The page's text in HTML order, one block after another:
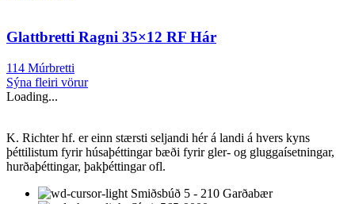
Glattbretti Ragni 35×12 RF Hár
114 Múrbretti
Sýna fleiri vörur
Loading...
K. Richter hf. er einn stærsti seljandi hér á landi á hvers kyns
þéttilistum fyrir húsaþéttingar bæði fyrir gler- og gluggaísetningar,
hurðaþéttingar, þakþéttingar ofl.
Smiðsbúð 5 - 210 Garðabær